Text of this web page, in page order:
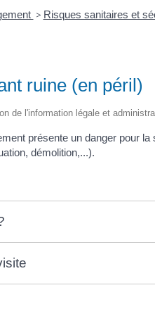
> Risques sanitaires et
ruine (en péril)
de l'information légale et
présente un danger pour
démolition,...).